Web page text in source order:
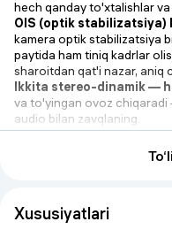
hech qanday to'xtalishlar
OIS (optik stabilizatsiya)
kamera optik stabilizatsiya
paytida ham tiniq kadrlar
sharoitdan qat'i nazar, aniq
Ikkita stereo-dinamik —
va to'yingan ovoz
audio bilan zavqlaning.
IP65M namlikdan
Model har tomondan suv
— smartfondan hatto ho'l
quvvatni uzoq ushlab
Xususiyatlari